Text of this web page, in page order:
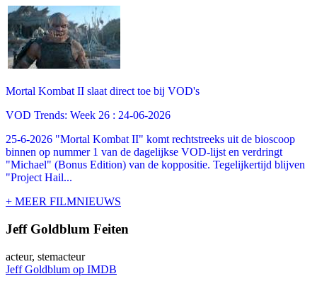
Mortal Kombat II slaat direct toe bij VOD's
VOD Trends: Week 26 : 24-06-2026
25-6-2026 "Mortal Kombat II" komt rechtstreeks uit de bioscoop
binnen op nummer 1 van de dagelijkse VOD-lijst en verdringt
"Michael" (Bonus Edition) van de koppositie. Tegelijkertijd blijven
"Project Hail...
+ MEER FILMNIEUWS
Jeff Goldblum Feiten
acteur, stemacteur
Jeff Goldblum op IMDB